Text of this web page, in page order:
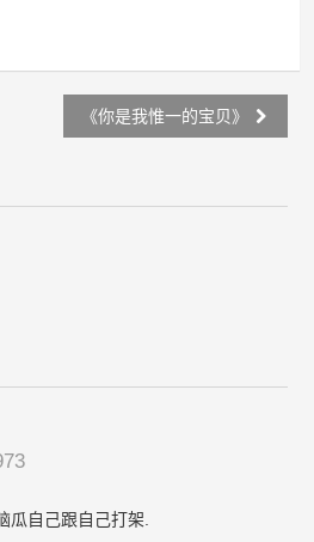
《你是我惟一的宝贝》
瓜自己跟自己打架.